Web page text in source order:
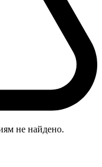
не найдено.